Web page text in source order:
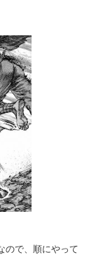
ので、順にやって